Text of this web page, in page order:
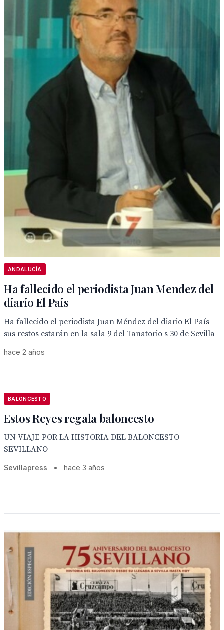
ANDALUCÍA
Ha fallecido el periodista Juan Mendez del
diario El Pais
Ha fallecido el periodista Juan Méndez del diario El País
sus restos estarán en la sala 9 del Tanatorio s 30 de Sevilla
hace 2 años
BALONCESTO
Estos Reyes regala baloncesto
UN VIAJE POR LA HISTORIA DEL BALONCESTO
SEVILLANO
Sevillapress • hace 3 años